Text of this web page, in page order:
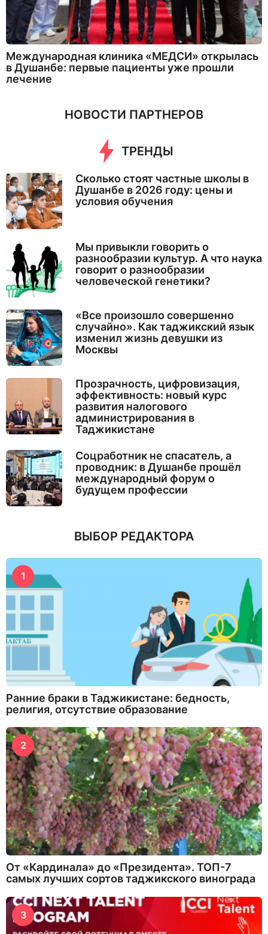
Международная клиника «МЕДСИ» открылась
в Душанбе: первые пациенты уже прошли
лечение
НОВОСТИ ПАРТНЕРОВ
ТРЕНДЫ
Сколько стоят частные школы в
Душанбе в 2026 году: цены и
условия обучения
Мы привыкли говорить о
разнообразии культур. А что наука
говорит о разнообразии
человеческой генетики?
«Все произошло совершенно
случайно». Как таджикский язык
изменил жизнь девушки из
Москвы
Прозрачность, цифровизация,
эффективность: новый курс
развития налогового
администрирования в
Таджикистане
Соцработник не спасатель, а
проводник: в Душанбе прошёл
международный форум о
будущем профессии
ВЫБОР РЕДАКТОРА
1
Ранние браки в Таджикистане: бедность,
религия, отсутствие образование
2
От «Кардинала» до «Президента». ТОП-7
самых лучших сортов таджикского винограда
3